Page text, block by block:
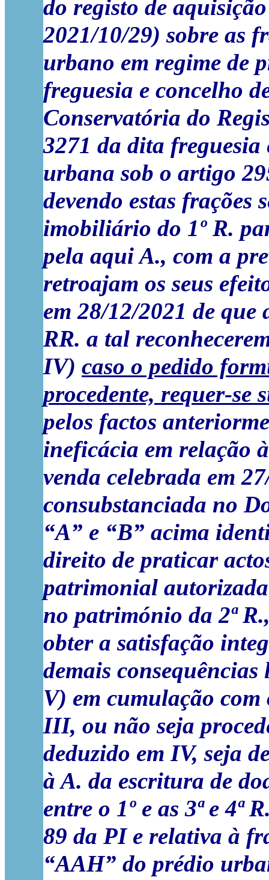
do registo de
2021/10/29) sobre as
urbano em regime de
freguesia e concelho
Conservatória do
3271 da dita
urbana sob o artigo
devendo estas
imobiliário do 1º R.
pela aqui A., com a
retroajam os seus
em 28/12/2021 de que
RR. a tal
IV) caso o pedido
procedente, requer-se
pelos factos
ineficácia em relação
venda celebrada em
consubstanciada no
“A” e “B” acima
direito de praticar
patrimonial
no património da 2ª
obter a satisfação
demais consequências
V) em cumulação
III, ou não seja
deduzido em IV, seja
à A. da escritura de
entre o 1º e as 3ª e 4ª
89 da PI e relativa à
“AAH” do prédio